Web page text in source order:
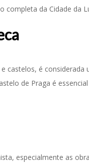
completa da Cidade da
castelos, é considerada
de Praga é
especialmente as